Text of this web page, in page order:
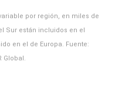
por región, en miles de
Sur están incluidos en el
en el de Europa. Fuente:
Global.